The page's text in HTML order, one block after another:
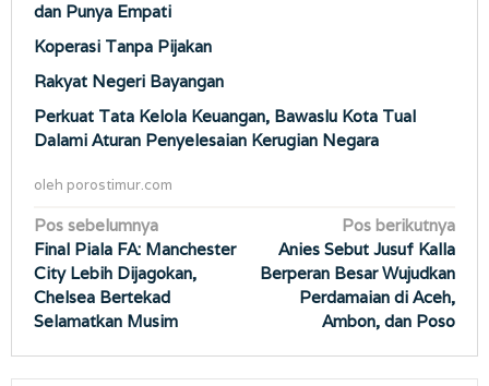
dan Punya Empati
Koperasi Tanpa Pijakan
Rakyat Negeri Bayangan
Perkuat Tata Kelola Keuangan, Bawaslu Kota Tual
Dalami Aturan Penyelesaian Kerugian Negara
oleh porostimur.com
Navigasi
pos
Pos sebelumnya
Final Piala FA: Manchester
City Lebih Dijagokan,
Chelsea Bertekad
Selamatkan Musim
Pos berikutnya
Anies Sebut Jusuf Kalla
Berperan Besar Wujudkan
Perdamaian di Aceh,
Ambon, dan Poso